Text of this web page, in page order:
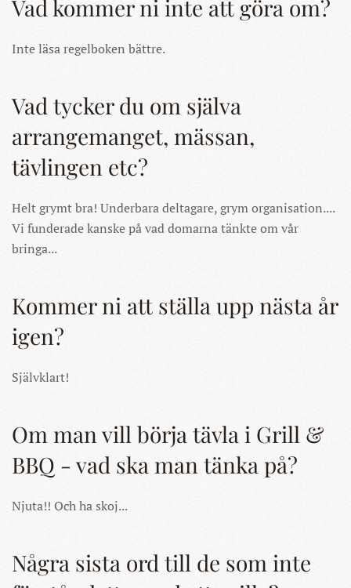
Vad kommer ni inte att göra om?
Inte läsa regelboken bättre.
Vad tycker du om själva
arrangemanget, mässan,
tävlingen etc?
Helt grymt bra! Underbara deltagare, grym organisation....
Vi funderade kanske på vad domarna tänkte om vår
bringa...
Kommer ni att ställa upp nästa år
igen?
Självklart!
Om man vill börja tävla i Grill &
BBQ - vad ska man tänka på?
Njuta!! Och ha skoj...
Några sista ord till de som inte